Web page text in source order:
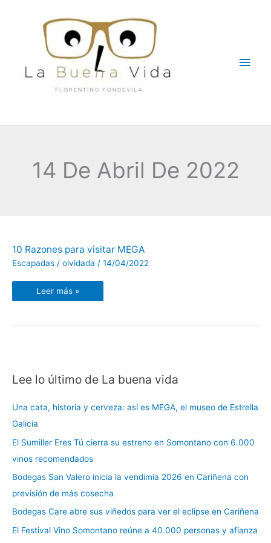
14 De Abril De 2022
10 Razones para visitar MEGA
Escapadas / olvidada / 14/04/2022
10
Razones
para
visitar
Leer más »
Lee lo último de La buena vida
Una cata, historia y cerveza: así es MEGA, el museo de Estrella
Galicia
El Sumiller Eres Tú cierra su estreno en Somontano con 6.000
vinos recomendados
Bodegas San Valero inicia la vendimia 2026 en Cariñena con
previsión de más cosecha
Bodegas Care abre sus viñedos para ver el eclipse en Cariñena
El Festival Vino Somontano reúne a 40.000 personas y afianza
C
t
e
g
o
r
í
a
s